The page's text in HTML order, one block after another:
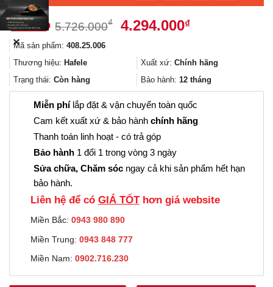
5.726.000₫
Giá
5.726.000₫.
4.294.000₫Giá
là:
4.294.000₫.
Mã sản phẩm: 408.25.006
Thương hiệu: Hafele Xuất xứ: Chính hãng
Trạng thái: Còn hàng Bảo hành: 12 tháng
Miễn phílắp đặt & vận chuyển toàn quốc
Cam kết xuất xứ & bảo hành chính hãng
Thanh toán linh hoạt - có trả góp
Bảo hành 1 đổi 1 trong vòng 3 ngày
Sửa chữa, Chăm sóc ngay cả khi sản phẩm hết hạn
bảo hành.
Liên hệ để có GIÁ TỐThơn giá website
Miền Bắc: 0943 980 890
Miền Trung: 0943 848 777
Miền Nam: 0902.716.230
✕